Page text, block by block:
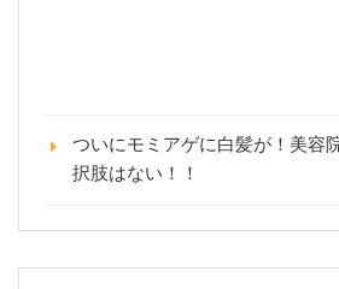
ついにモミアゲに白髪が！美容
択肢はない！！